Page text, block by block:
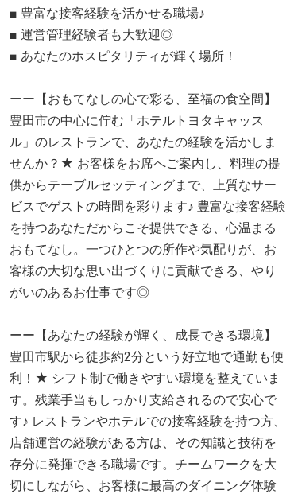
■ 豊富な接客経験を活かせる職場♪
■ 運営管理経験者も大歓迎◎
■ あなたのホスピタリティが輝く場所！
ーー【おもてなしの心で彩る、至福の食空間】
豊田市の中心に佇む「ホテルトヨタキャッス
ル」のレストランで、あなたの経験を活かしま
せんか？★ お客様をお席へご案内し、料理の提
供からテーブルセッティングまで、上質なサー
ビスでゲストの時間を彩ります♪ 豊富な接客経験
を持つあなただからこそ提供できる、心温まる
おもてなし。一つひとつの所作や気配りが、お
客様の大切な思い出づくりに貢献できる、やり
がいのあるお仕事です◎
ーー【あなたの経験が輝く、成長できる環境】
豊田市駅から徒歩約2分という好立地で通勤も便
利！★ シフト制で働きやすい環境を整えていま
す。残業手当もしっかり支給されるので安心で
す♪ レストランやホテルでの接客経験を持つ方、
店舗運営の経験がある方は、その知識と技術を
存分に発揮できる職場です。チームワークを大
切にしながら、お客様に最高のダイニング体験